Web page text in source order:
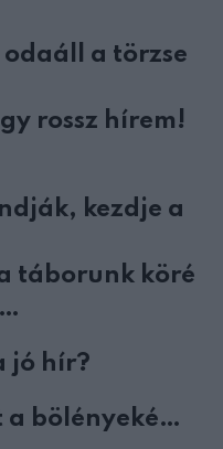
a törzse
rossz hírem!
kezdje a
táborunk köré
jó hír?
a bölényeké…